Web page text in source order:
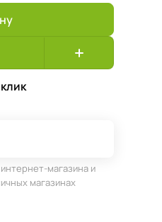
магазина и
магазинах